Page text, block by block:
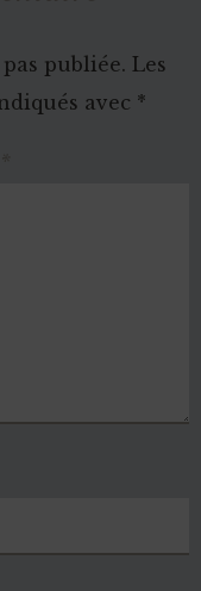
publiée. Les
avec *